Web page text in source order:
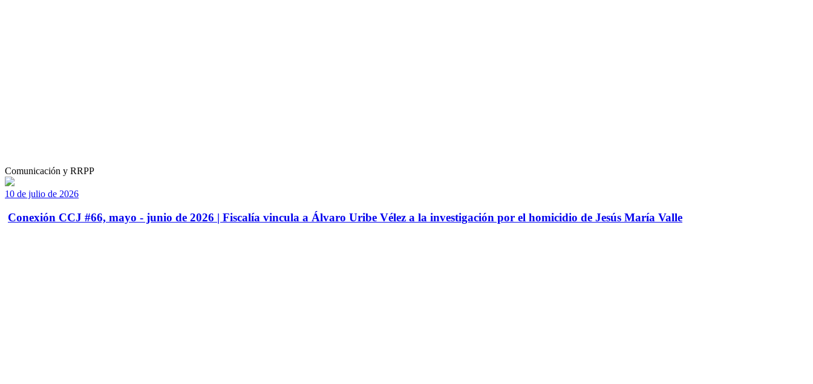
Comunicación y RRPP
10 de julio de 2026
Conexión CCJ #66, mayo - junio de 2026 | Fiscalía vincula a Álvaro Uribe Vélez a la investigación por el homicidio de Jesús María Valle